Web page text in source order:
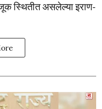
स्थितीत असलेल्या इराण-